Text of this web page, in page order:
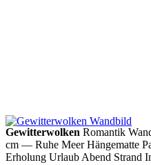
Gewitterwolken Romantik
cm — Ruhe Meer Hängematte
Erholung Urlaub Abend Strand